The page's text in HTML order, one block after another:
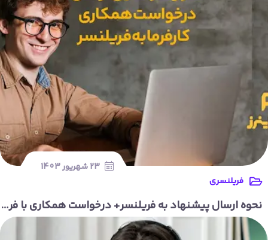
23 شهریور 1403
فریلنسری
نحوه ارسال پیشنهاد به فریلنسر+ درخواست همکاری با فریلنسر